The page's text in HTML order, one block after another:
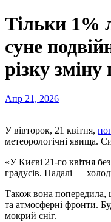
Тільки 1%
суне
різку зміну
Апр 21, 2026
У вівторок, 21 квітня,
метеорологічні явища.
«У Києві 21-го квітня
градусів. Надалі —
Також вона попередила,
та атмосферні фронти.
мокрий сніг.